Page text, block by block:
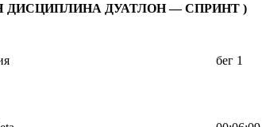
ДУАТЛОН — СПРИНТ )
бег 1